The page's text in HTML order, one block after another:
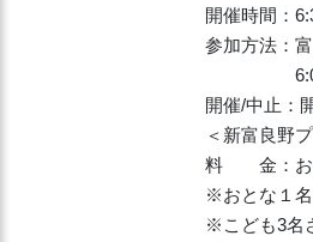
開催時間：
参加方法：
開催/中止：
＜新富良野
料 金：おと
※おとな１
※こども3名